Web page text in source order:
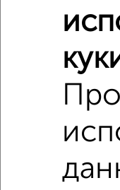
Похожие
Студии квартиры